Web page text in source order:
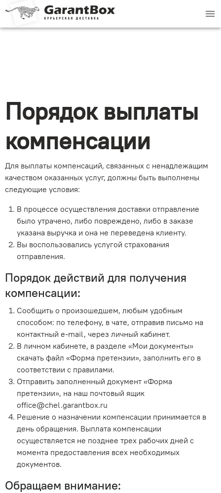
menu
Порядок выплаты
компенсации
Для выплаты компенсаций, связанных с ненадлежащим
качеством оказанных услуг, должны быть выполнены
следующие условия:
В процессе осуществления доставки отправление
было утрачено, либо повреждено, либо в заказе
указана выручка и она не переведена клиенту.
Вы воспользовались услугой страхования
отправления.
Порядок действий для получения
компенсации:
Сообщить о произошедшем, любым удобным
способом: по телефону, в чате, отправив письмо на
контактный e-mail, через личный кабинет.
В личном кабинете, в разделе «Мои документы»
скачать файл «Форма претензии», заполнить его в
соответствии с правилами.
Отправить заполненный документ «Форма
претензии», на наш почтовый ящик
office@chel.garantbox.ru
Решение о назначении компенсации принимается в
день обращения. Выплата компенсации
осуществляется не позднее трех рабочих дней с
момента предоставления всех необходимых
документов.
Обращаем внимание: